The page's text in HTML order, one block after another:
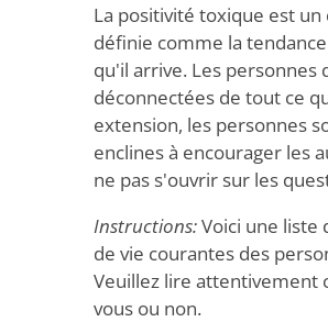
La positivité toxique est
définie comme la
qu'il arrive. Les
déconnectées de tout ce
extension, les personnes
enclines à encourager les
ne pas s'ouvrir sur les
Instructions:Voici une liste
de vie courantes des
Veuillez lire attentivement
vous ou non.